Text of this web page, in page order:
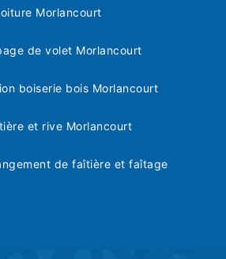
Morlancourt
de volet Morlancourt
boiserie bois Morlancourt
et rive Morlancourt
de faîtière et faîtage